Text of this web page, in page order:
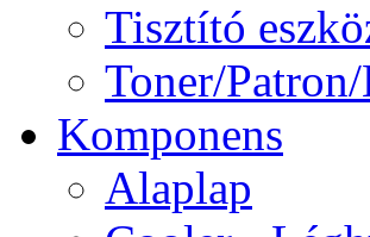
Tisztító
Toner/
Komponens
Alaplap